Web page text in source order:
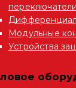
переключатели
Модульные
Устройства